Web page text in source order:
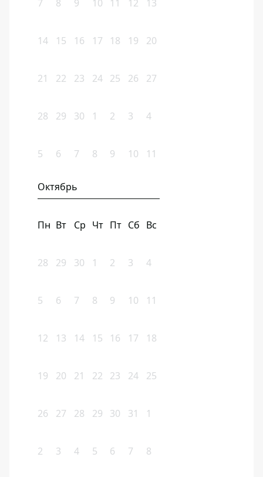
7 8 9 10 11 12 13
14 15 16 17 18 19 20
21 22 23 24 25 26 27
28 29 30 1 2 3 4
5 6 7 8 9 10 11
Октябрь
Пн Вт Ср Чт Пт Сб Вс
28 29 30 1 2 3 4
5 6 7 8 9 10 11
12 13 14 15 16 17 18
19 20 21 22 23 24 25
26 27 28 29 30 31 1
2 3 4 5 6 7 8